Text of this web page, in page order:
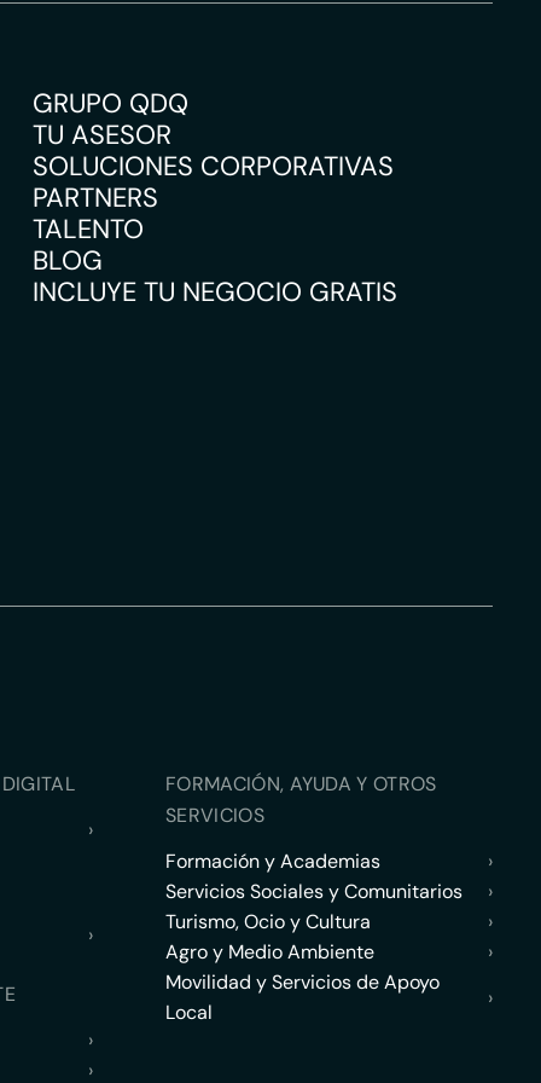
GRUPO QDQ
TU ASESOR
SOLUCIONES CORPORATIVAS
PARTNERS
TALENTO
BLOG
INCLUYE TU NEGOCIO GRATIS
›
›
›
›
FORMACIÓN, AYUDA Y OTROS
SERVICIOS
Formación y Academias
›
Servicios Sociales y Comunitarios
›
Turismo, Ocio y Cultura
›
Agro y Medio Ambiente
›
Movilidad y Servicios de Apoyo
Local
›